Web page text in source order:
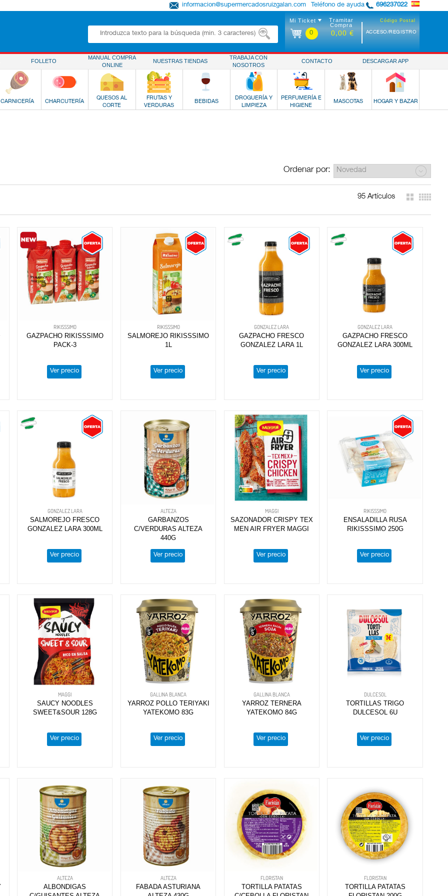
Teléfono de ayuda 696237022
informacion@supermercadosruizgalan.com
Código Postal
ACCESO/REGISTRO
Mi Ticket
0
Tramitar
Compra
0,00 €
FOLLETO
MANUAL COMPRA
ONLINE
NUESTRAS TIENDAS
TRABAJA CON
NOSOTROS
CONTACTO DESCARGAR APP
CARNICERÍA CHARCUTERÍA
QUESOS AL
CORTE
FRUTAS Y
VERDURAS
BEBIDAS
DROGUERÍA Y
LIMPIEZA
PERFUMERÍA E
HIGIENE
MASCOTAS HOGAR Y BAZAR
Ordenar por:
95 Artículos
RIKISSSIMO
GAZPACHO RIKISSSIMO
PACK-3
Ver precio
RIKISSSIMO
SALMOREJO RIKISSSIMO
1L
Ver precio
GONZALEZ LARA
GAZPACHO FRESCO
GONZALEZ LARA 1L
Ver precio
GONZALEZ LARA
GAZPACHO FRESCO
GONZALEZ LARA 300ML
Ver precio
GONZALEZ LARA
SALMOREJO FRESCO
GONZALEZ LARA 300ML
Ver precio
ALTEZA
GARBANZOS
C/VERDURAS ALTEZA
440G
Ver precio
MAGGI
SAZONADOR CRISPY TEX
MEN AIR FRYER MAGGI
Ver precio
RIKISSSIMO
ENSALADILLA RUSA
RIKISSSIMO 250G
Ver precio
MAGGI
SAUCY NOODLES
SWEET&SOUR 128G
Ver precio
GALLINA BLANCA
YARROZ POLLO TERIYAKI
YATEKOMO 83G
Ver precio
GALLINA BLANCA
YARROZ TERNERA
YATEKOMO 84G
Ver precio
DULCESOL
TORTILLAS TRIGO
DULCESOL 6U
Ver precio
ALTEZA
ALBONDIGAS
ALTEZA
FABADA ASTURIANA
FLORISTAN
TORTILLA PATATAS
FLORISTAN
TORTILLA PATATAS